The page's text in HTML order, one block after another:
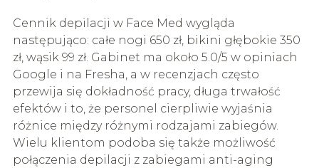
Cennik depilacji w Face Med wygląda
następująco: całe nogi 650 zł, bikini głębokie 350
zł, wąsik 99 zł. Gabinet ma około 5.0/5 w opiniach
Google i na Fresha, a w recenzjach często
przewija się dokładność pracy, długa trwałość
efektów i to, że personel cierpliwie wyjaśnia
różnice między różnymi rodzajami zabiegów.
Wielu klientom podoba się także możliwość
połączenia depilacji z zabiegami anti-aging